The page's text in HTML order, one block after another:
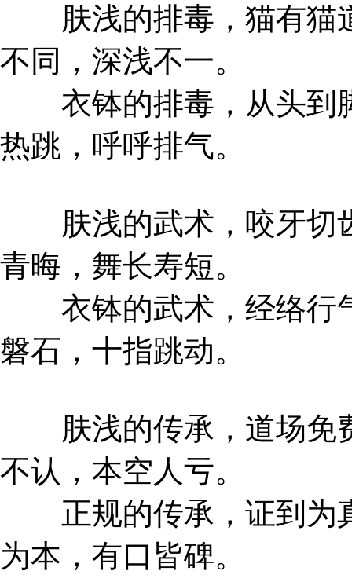
肤浅的排毒，猫有猫
不同，深浅不一。
衣钵的排毒，从头到
热跳，呼呼排气。
肤浅的武术，咬牙切
青晦，舞长寿短。
衣钵的武术，经络行
磐石，十指跳动。
肤浅的传承，道场免
不认，本空人亏。
正规的传承，证到为
为本，有口皆碑。